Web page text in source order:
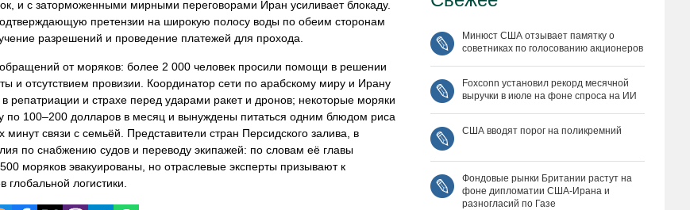
и с заторможенными мирными переговорами Иран усиливает блокаду.
претензии на широкую полосу воды по обеим сторонам
разрешений и проведение платежей для прохода.
от моряков: более 2 000 человек просили помощи в решении
и отсутствием провизии. Координатор сети по арабскому миру и Ирану
репатриации и страхе перед ударами ракет и дронов; некоторые моряки
по 100–200 долларов в месяц и вынуждены питаться одним блюдом риса
связи с семьёй. Представители стран Персидского залива, в
по снабжению судов и переводу экипажей: по словам её главы
моряков эвакуированы, но отраслевые эксперты призывают к
логистики.
Минюст США отзывает памятку о
советниках по голосованию акционеров
Foxconn установил рекорд месячной
выручки в июле на фоне спроса на ИИ
США вводят порог на поликремний
Фондовые рынки Британии растут на
фоне дипломатии США‑Ирана и
разногласий по Газе